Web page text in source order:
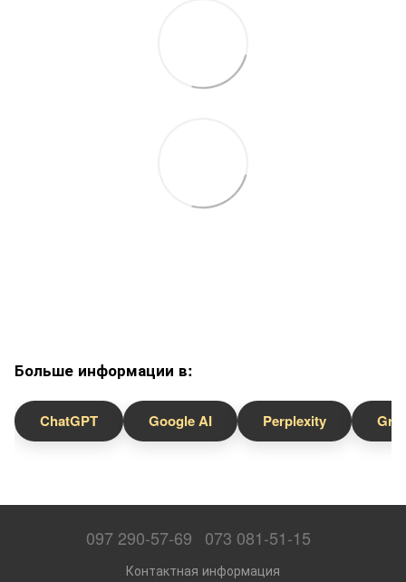
Больше информации в:
ChatGPT Google AI Perplexity
097 290-57-69 073 081-51-15
Контактная информация